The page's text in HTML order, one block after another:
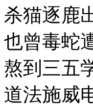
杀猫逐鹿
也曾毒蛇
熬到三五
道法施威